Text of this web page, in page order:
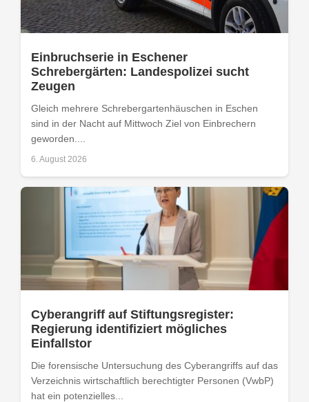
Einbruchserie in Eschener
Schrebergärten: Landespolizei sucht
Zeugen
Gleich mehrere Schrebergartenhäuschen in Eschen
sind in der Nacht auf Mittwoch Ziel von Einbrechern
geworden....
6. August 2026
Cyberangriff auf Stiftungsregister:
Regierung identifiziert mögliches
Einfallstor
Die forensische Untersuchung des Cyberangriffs auf das
Verzeichnis wirtschaftlich berechtigter Personen (VwbP)
hat ein potenzielles...